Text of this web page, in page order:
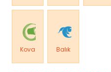
Kova Balık